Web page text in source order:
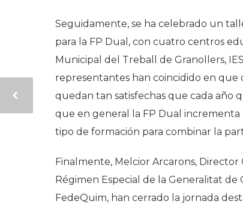
Seguidamente, se ha celebrado un
para la FP Dual, con cuatro centros
Municipal del Treball de Granollers,
representantes han coincidido en que
quedan tan satisfechas que cada año
que en general la FP Dual incrementa
tipo de formación para combinar la
Finalmente, Melcior Arcarons, Director
Régimen Especial de la Generalitat
FedeQuim, han cerrado la jornada